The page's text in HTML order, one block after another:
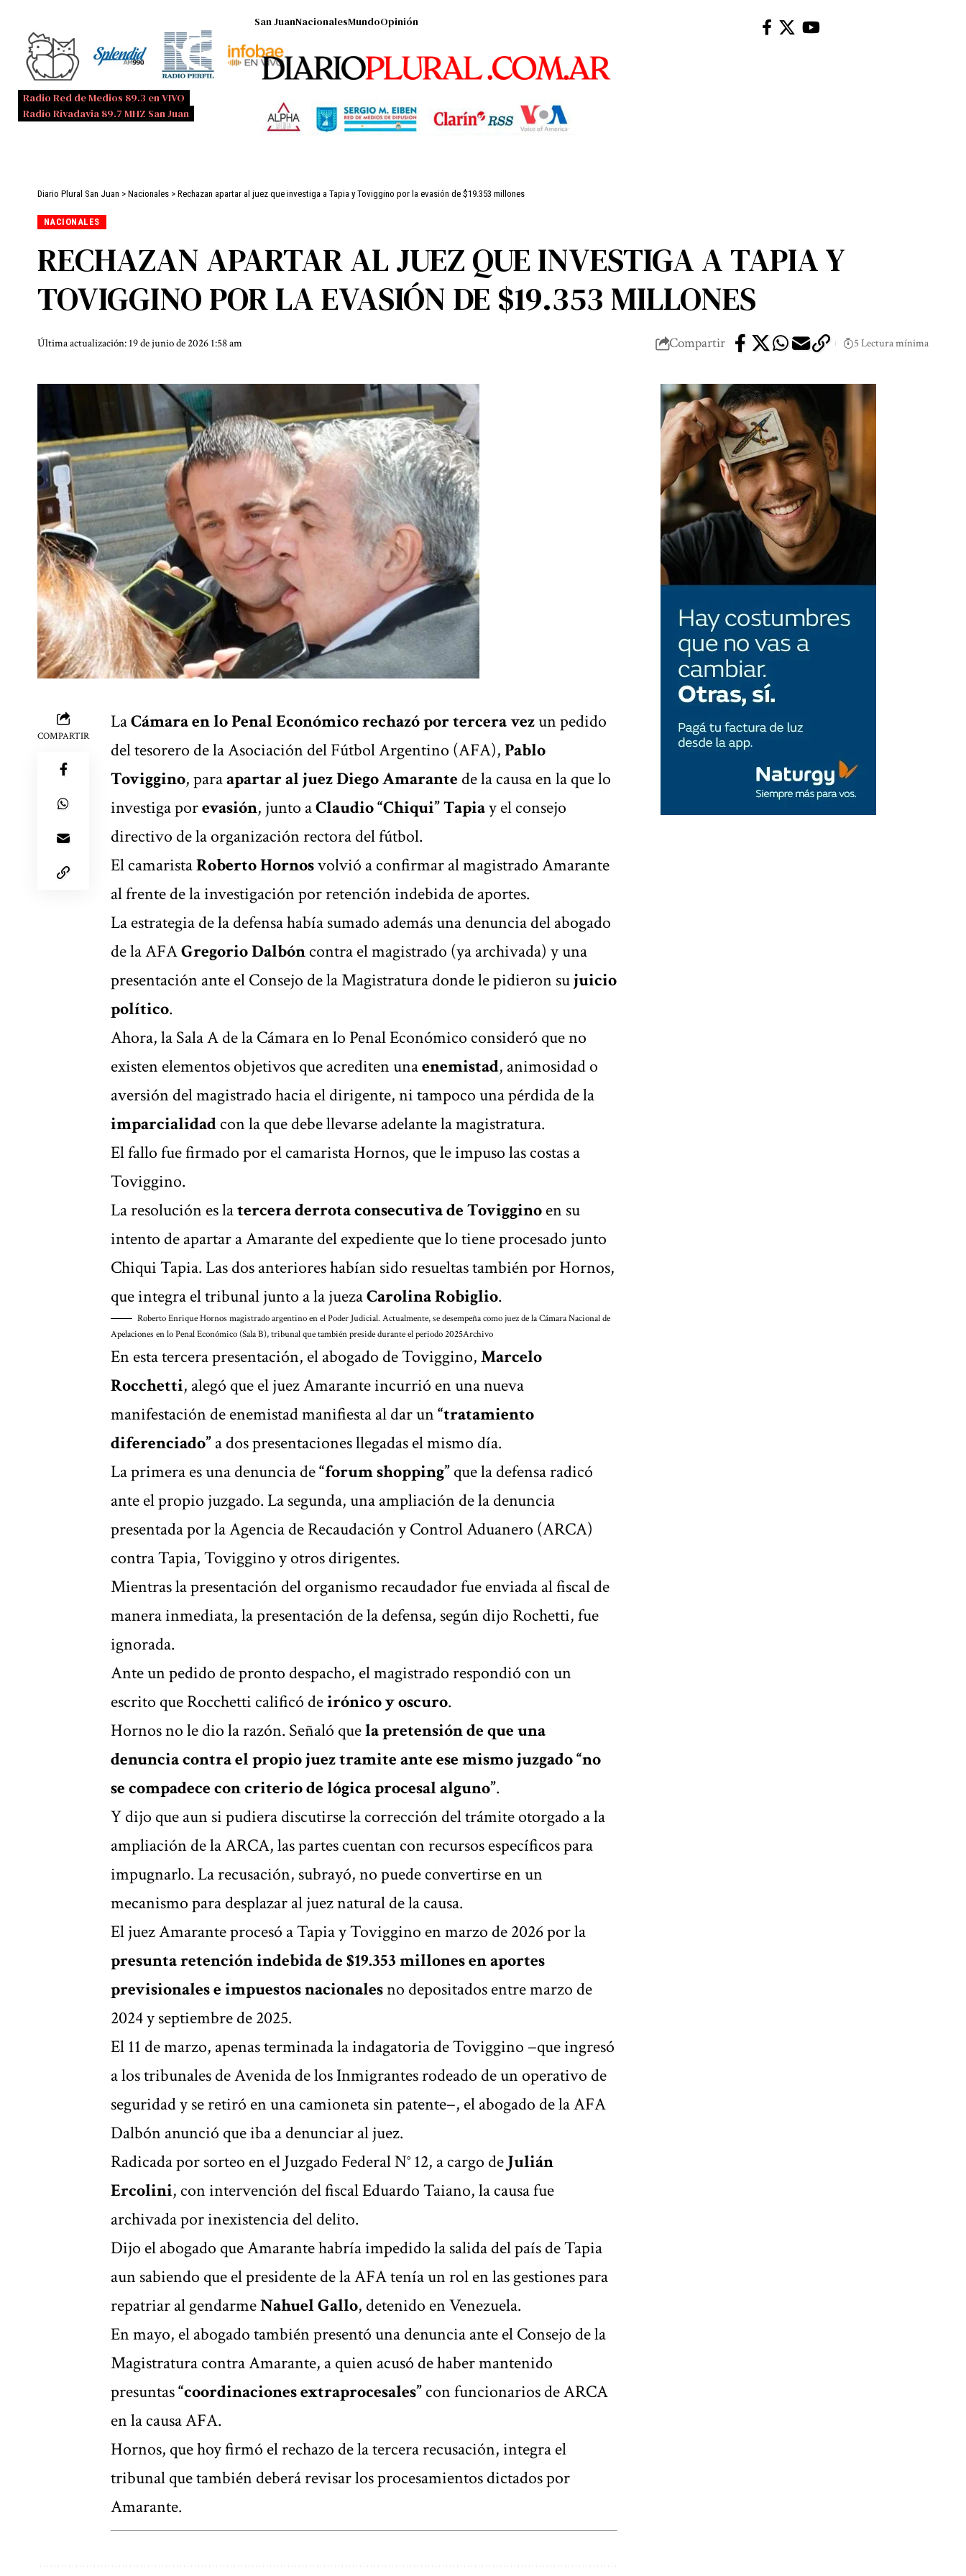
Radio Red de Medios 89.3 en VIVO
Radio Rivadavia 89.7 MHZ San Juan
San JuanNacionalesMundoOpinión
Diario Plural San Juan > Nacionales > Rechazan apartar al juez que investiga a Tapia y Toviggino por la evasión de $19.353 millones
NACIONALES
RECHAZAN APARTAR AL JUEZ QUE INVESTIGA A TAPIA Y
TOVIGGINO POR LA EVASIÓN DE $19.353 MILLONES
Última actualización: 19 de junio de 2026 1:58 am Compartir 5 Lectura mínima
COMPARTIR
LaCámara en lo Penal Económico rechazó por tercera vezun pedido
del tesorero de la Asociación del Fútbol Argentino (AFA),Pablo
Toviggino, paraapartar al juez Diego Amarante de la causa en la que lo
investiga porevasión, junto aClaudio “Chiqui” Tapiay el consejo
directivo de la organización rectora del fútbol.
El camaristaRoberto Hornosvolvió a confirmar al magistrado Amarante
al frente de la investigación por retención indebida de aportes.
La estrategia de la defensa había sumado además una denuncia del abogado
de la AFAGregorio Dalbóncontra el magistrado (ya archivada) y una
presentación ante el Consejo de la Magistratura donde le pidieron sujuicio
político.
Ahora, la Sala A de la Cámara en lo Penal Económico consideró que no
existen elementos objetivos que acrediten unaenemistad, animosidad o
aversión del magistrado hacia el dirigente, ni tampoco una pérdida de la
imparcialidadcon la que debe llevarse adelante la magistratura.
El fallo fue firmado por el camarista Hornos, que le impuso las costas a
Toviggino.
La resolución es latercera derrota consecutiva de Tovigginoen su
intento de apartar a Amarante del expediente que lo tiene procesado junto
Chiqui Tapia. Las dos anteriores habían sido resueltas también por Hornos,
que integra el tribunal junto a la juezaCarolina Robiglio.
Roberto Enrique Hornos magistrado argentino en el Poder Judicial. Actualmente, se desempeña como juez de la Cámara Nacional de
Apelaciones en lo Penal Económico (Sala B), tribunal que también preside durante el periodo 2025Archivo
En esta tercera presentación, el abogado de Toviggino,Marcelo
Rocchetti, alegó que el juez Amarante incurrió en una nueva
manifestación de enemistad manifiesta al dar un“tratamiento
diferenciado”a dos presentaciones llegadas el mismo día.
La primera es una denuncia de“forum shopping”que la defensa radicó
ante el propio juzgado. La segunda, una ampliación de la denuncia
presentada por la Agencia de Recaudación y Control Aduanero (ARCA)
contra Tapia, Toviggino y otros dirigentes.
Mientras la presentación del organismo recaudador fue enviada al fiscal de
manera inmediata, la presentación de la defensa, según dijo Rochetti, fue
ignorada.
Ante un pedido de pronto despacho, el magistrado respondió con un
escrito que Rocchetti calificó deirónico y oscuro.
Hornos no le dio la razón. Señaló quela pretensión de que una
denuncia contra el propio juez tramite ante ese mismo juzgado “no
se compadece con criterio de lógica procesal alguno”.
Y dijo que aun si pudiera discutirse la corrección del trámite otorgado a la
ampliación de la ARCA, las partes cuentan con recursos específicos para
impugnarlo. La recusación, subrayó, no puede convertirse en un
mecanismo para desplazar al juez natural de la causa.
El juez Amarante procesó a Tapia y Toviggino en marzo de 2026 por la
presunta retención indebida de $19.353 millonesen aportes
previsionales e impuestos nacionalesno depositados entre marzo de
2024 y septiembre de 2025.
El 11 de marzo, apenas terminada la indagatoria de Toviggino −que ingresó
a los tribunales de Avenida de los Inmigrantes rodeado de un operativo de
seguridad y se retiró en una camioneta sin patente−, el abogado de la AFA
Dalbón anunció que iba a denunciar al juez.
Radicada por sorteo en el Juzgado Federal N° 12, a cargo deJulián
Ercolini, con intervención del fiscal Eduardo Taiano, la causa fue
archivada por inexistencia del delito.
Dijo el abogado que Amarante habría impedido la salida del país de Tapia
aun sabiendo que el presidente de la AFA tenía un rol en las gestiones para
repatriar al gendarmeNahuel Gallo, detenido en Venezuela.
En mayo, el abogado también presentó una denuncia ante el Consejo de la
Magistratura contra Amarante, a quien acusó de haber mantenido
presuntas“coordinaciones extraprocesales”con funcionarios de ARCA
en la causa AFA.
Hornos, que hoy firmó el rechazo de la tercera recusación, integra el
tribunal que también deberá revisar los procesamientos dictados por
Amarante.